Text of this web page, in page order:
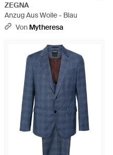
ZEGNA
Anzug Aus Wolle - Blau
Von Mytheresa